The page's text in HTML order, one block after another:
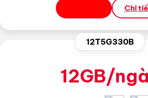
Chi
12T5G330B
12GB/